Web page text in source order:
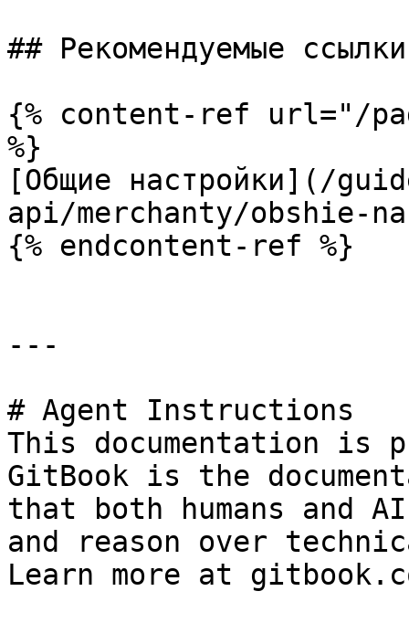
## Рекомендуемые ссылки
{% content-ref url="/
%}
[Общие настройки](/
api/merchanty/obshie-
{% endcontent-ref %}
---
# Agent Instructions
This documentation is
GitBook is the
that both humans and
and reason over
Learn more at